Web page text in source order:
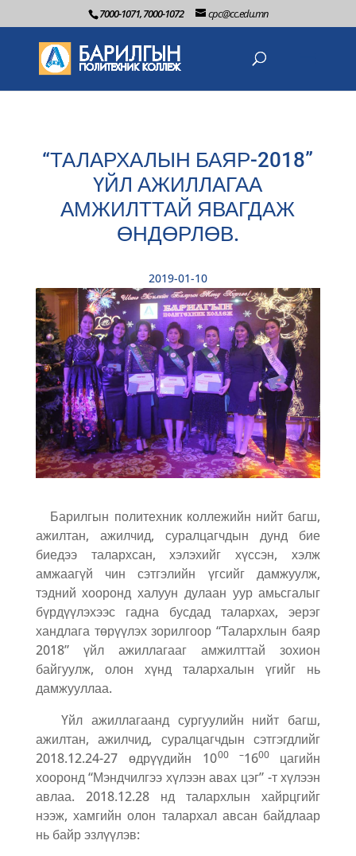
7000-1071, 7000-1072 cpc@cc.edu.mn
“ТАЛАРХАЛЫН БАЯР-2018”
ҮЙЛ АЖИЛЛАГАА
АМЖИЛТТАЙ ЯВАГДАЖ
ӨНДӨРЛӨВ.
2019-01-10
Барилгын политехник коллежийн нийт багш,
ажилтан, ажилчид, суралцагчдын дунд бие
биедээ талархсан, хэлэхийг хүссэн, хэлж
амжаагүй чин сэтгэлийн үгсийг дамжуулж,
тэдний хооронд халуун дулаан уур амьсгалыг
бүрдүүлэхээс гадна бусдад талархах, эерэг
хандлага төрүүлэх зорилгоор “Талархлын баяр
2018” үйл ажиллагааг амжилттай зохион
байгуулж, олон хүнд талархалын үгийг нь
дамжууллаа.
Үйл ажиллагаанд сургуулийн нийт багш,
ажилтан, ажилчид, суралцагчдын сэтгэгдлийг
2018.12.24-27 өдрүүдийн 1000 –1600 цагийн
хооронд “Мэндчилгээ хүлээн авах цэг” -т хүлээн
авлаа. 2018.12.28 нд талархлын хайрцгийг
нээж, хамгийн олон талархал авсан байдлаар
нь байр эзлүүлэв: